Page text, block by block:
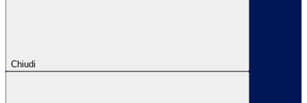
Chiudi